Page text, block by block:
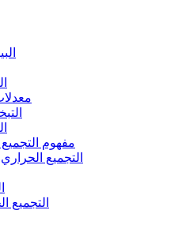
مفهوم
التجميع
التجميع